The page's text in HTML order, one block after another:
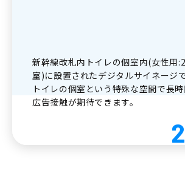
新幹線改札内トイレの個室内(女性用
室)に設置されたデジタルサイネージで
トイレの個室という特殊な空間で長
広告接触が期待できます。